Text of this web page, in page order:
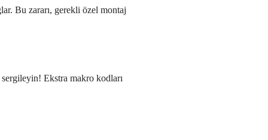
Bu zararı, gerekli özel montaj
Ekstra makro kodları